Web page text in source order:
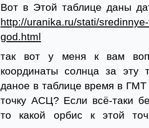
Вот в Этой таблице даны
http://uranika.ru/stati/
god.html
так вот у меня к вам
координаты солнца за эту
даное в таблице время в ГМТ
точку АСЦ? Если всё-таки
то какой орбис к этой